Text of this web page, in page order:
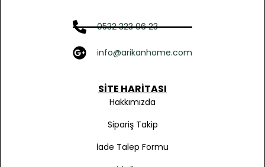
0532 323 06 23
info@arikanhome.com
SITE HARITASI
Hakkımızda
Sipariş Takip
İade Talep Formu